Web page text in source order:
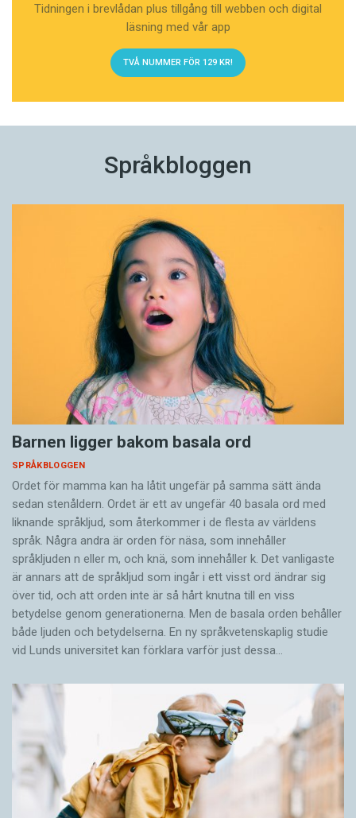
Tidningen i brevlådan plus tillgång till webben och digital
läsning med vår app
TVÅ NUMMER FÖR 129 KR!
Språkbloggen
Barnen ligger bakom basala ord
SPRÅKBLOGGEN
Ordet för mamma kan ha låtit ungefär på samma sätt ända
sedan stenåldern. Ordet är ett av ungefär 40 basala ord med
liknande språkljud, som återkommer i de flesta av världens
språk. Några andra är orden för näsa, som innehåller
språkljuden n eller m, och knä, som innehåller k. Det vanligaste
är annars att de språkljud som ingår i ett visst ord ändrar sig
över tid, och att orden inte är så hårt knutna till en viss
betydelse genom generationerna. Men de basala orden behåller
både ljuden och betydelserna. En ny språkvetenskaplig studie
vid Lunds universitet kan förklara varför just dessa…